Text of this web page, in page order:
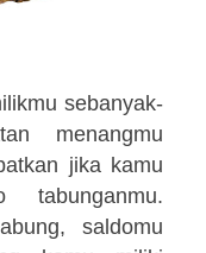
sebanyak-
menangmu
jika kamu
tabunganmu.
saldomu